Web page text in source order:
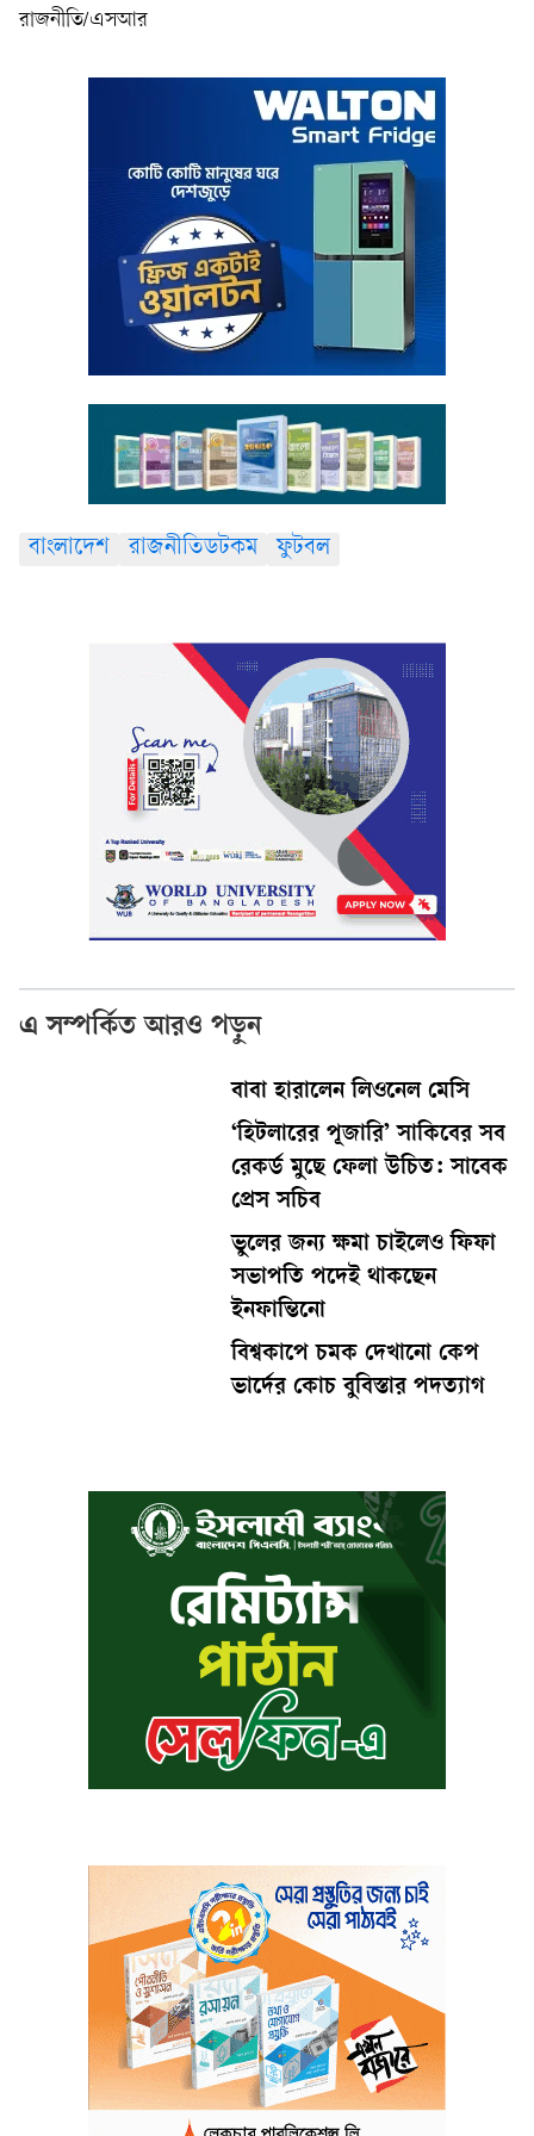
রাজনীতি/এসআর
বাংলাদেশ রাজনীতিডটকম ফুটবল
এ সম্পর্কিত আরও পড়ুন
বাবা হারালেন লিওনেল মেসি
‘হিটলারের পূজারি’ সাকিবের সব
রেকর্ড মুছে ফেলা উচিত: সাবেক
প্রেস সচিব
ভুলের জন্য ক্ষমা চাইলেও ফিফা
সভাপতি পদেই থাকছেন
ইনফান্তিনো
বিশ্বকাপে চমক দেখানো কেপ
ভার্দের কোচ বুবিস্তার পদত্যাগ